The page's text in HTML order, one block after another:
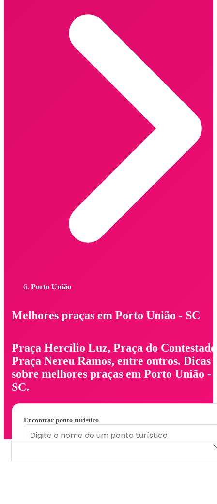
Porto União
Melhores praças em Porto União - SC
Praça Hercílio Luz, Praça do
Praça Nereu Ramos, entre outros. Dicas
sobre melhores praças em Porto União -
SC.
Encontrar ponto turístico